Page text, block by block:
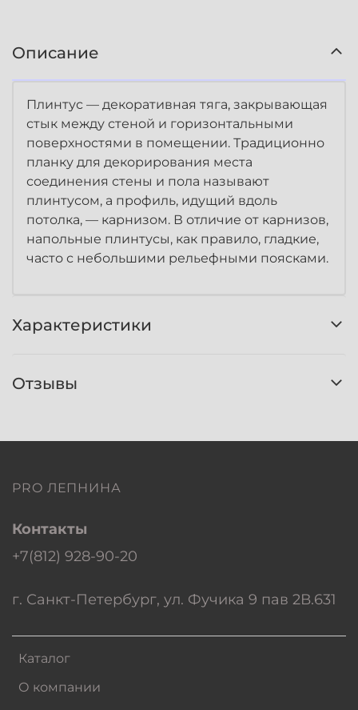
Описание
Плинтус — декоративная тяга, закрывающая
стык между стеной и горизонтальными
поверхностями в помещении. Традиционно
планку для декорирования места
соединения стены и пола называют
плинтусом, а профиль, идущий вдоль
потолка, — карнизом. В отличие от карнизов,
напольные плинтусы, как правило, гладкие,
часто с небольшими рельефными поясками.
Характеристики
Отзывы
PRO ЛЕПНИНА
Каталог
О компании
Контакты
+7(812) 928-90-20
г. Санкт-Петербург, ул. Фучика 9 пав 2В.631